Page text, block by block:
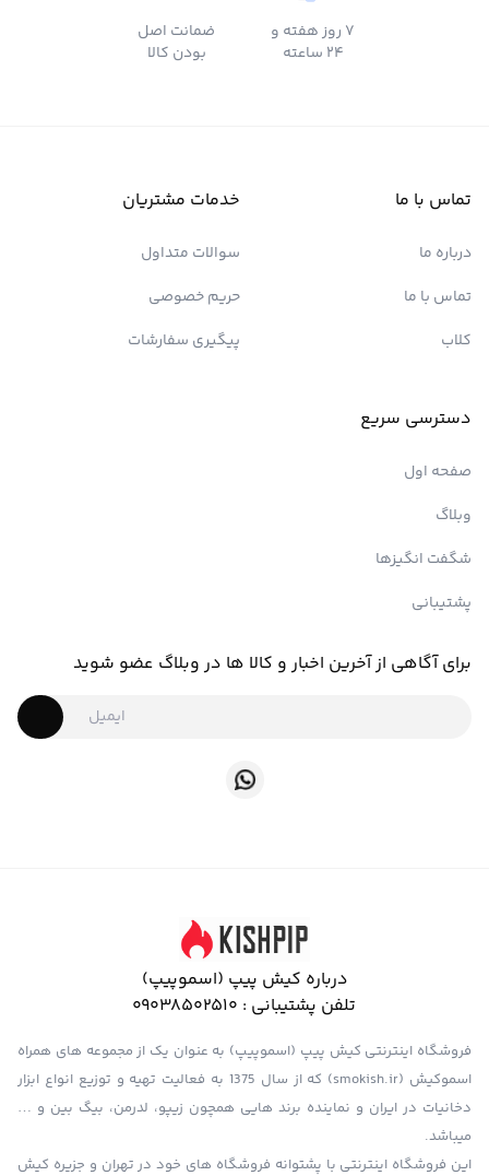
7 روز هفته و
24 ساعته
ضمانت اصل
بودن کالا
تماس با ما
درباره ما
تماس با ما
کلاب
خدمات مشتریان
سوالات متداول
حریم خصوصی
پیگیری سفارشات
دسترسی سریع
صفحه اول
وبلاگ
شگفت انگیزها
پشتیبانی
برای آگاهی از آخرین اخبار و کالا ها در وبلاگ عضو شوید
درباره کیش پیپ (اسموپیپ)
تلفن پشتیبانی : 09038502510
فروشگاه اینترنتی کیش پیپ (اسموپیپ) به عنوان یک از مجموعه های همراه
اسموکیش (smokish.ir) که از سال 1375 به فعالیت تهیه و توزیع انواع ابزار
دخانیات در ایران و نماینده برند هایی همچون زیپو، لدرمن، بیگ بین و …
میباشد.
این فروشگاه اینترنتی با پشتوانه فروشگاه های خود در تهران و جزیره کیش